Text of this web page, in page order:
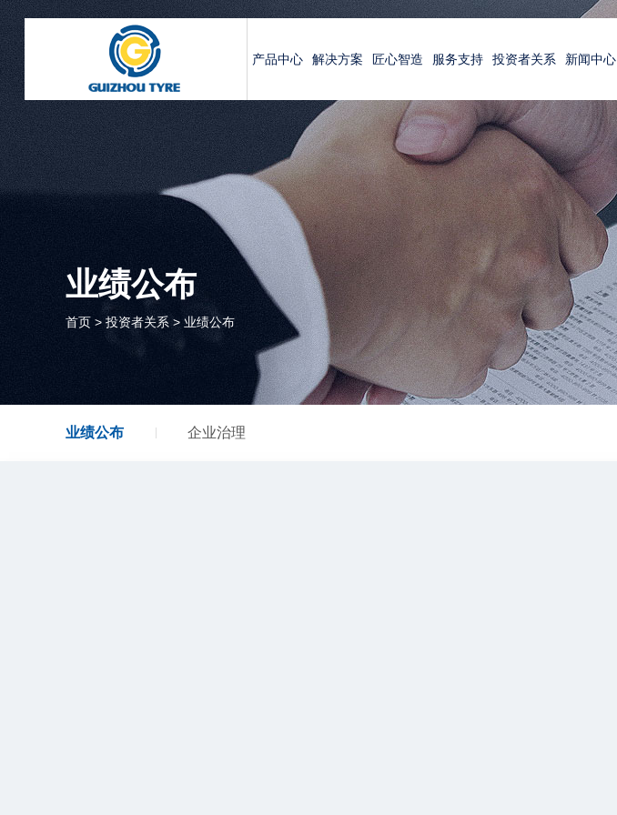
产品中心 解决方案 匠心智造 服务支持 投资者关系 新闻中心
业绩公布
首页 > 投资者关系 > 业绩公布
业绩公布 企业治理